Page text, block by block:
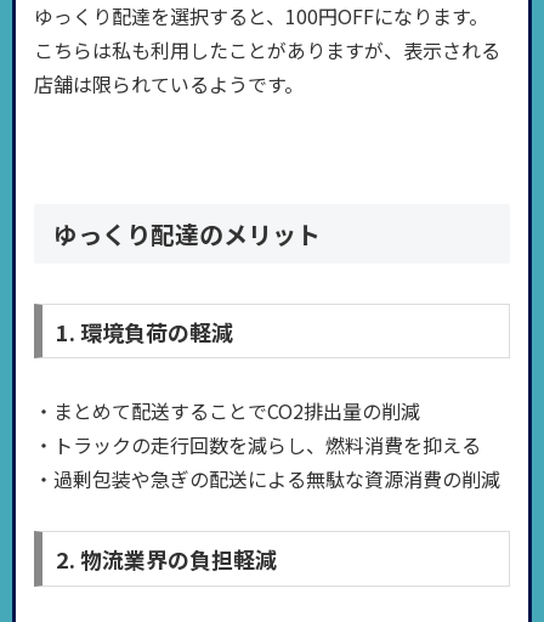
ゆっくり配達を選択すると、100円OFFになります。
こちらは私も利用したことがありますが、表示される
店舗は限られているようです。
ゆっくり配達のメリット
1. 環境負荷の軽減
・まとめて配送することでCO2排出量の削減
・トラックの走行回数を減らし、燃料消費を抑える
・過剰包装や急ぎの配送による無駄な資源消費の削減
2. 物流業界の負担軽減